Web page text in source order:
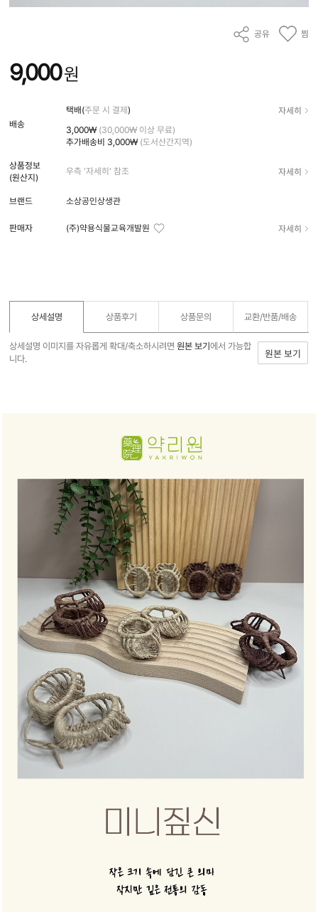
공유 찜
9,000원
배송
택배(주문 시 결제) 자세히
3,000₩ (30,000₩ 이상 무료)
추가배송비 3,000₩ (도서산간지역)
상품정보
(원산지)
우측 '자세히' 참조 자세히
브랜드 소상공인상생관
판매자 (주)약용식물교육개발원 자세히
상세설명 상품후기 상품문의 교환/반품/배송
상세설명 이미지를 자유롭게 확대/축소하시려면원본 보기에서 가능합
니다.
원본 보기